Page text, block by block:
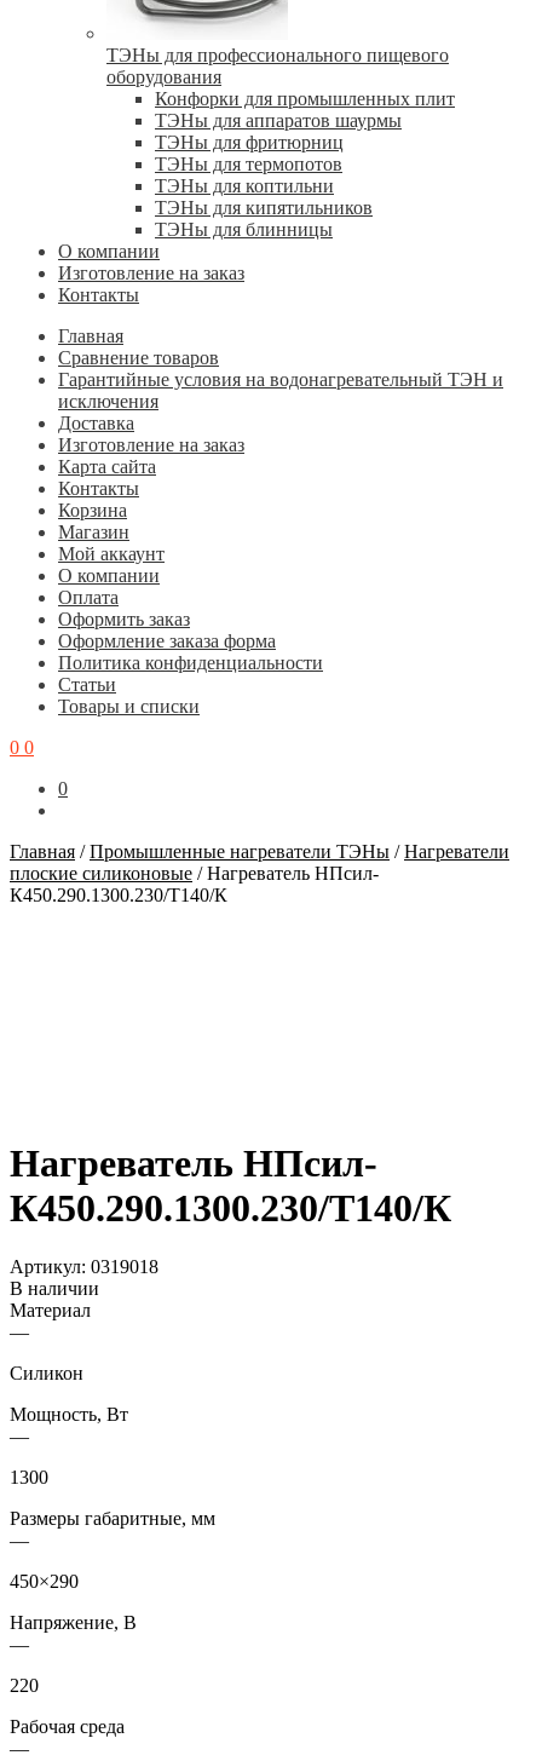
ТЭНы для профессионального пищевого
оборудования
Конфорки для промышленных плит
ТЭНы для аппаратов шаурмы
ТЭНы для фритюрниц
ТЭНы для термопотов
ТЭНы для коптильни
ТЭНы для кипятильников
ТЭНы для блинницы
О компании
Изготовление на заказ
Контакты
Главная
Cравнение товаров
Гарантийные условия на водонагревательный ТЭН и
исключения
Доставка
Изготовление на заказ
Карта сайта
Контакты
Корзина
Магазин
Мой аккаунт
О компании
Оплата
Оформить заказ
Оформление заказа форма
Политика конфиденциальности
Статьи
Товары и списки
0 0
0
Главная /Промышленные нагреватели ТЭНы /Нагреватели
плоские силиконовые /Нагреватель НПсил-
К450.290.1300.230/T140/К
Нагреватель НПсил-
К450.290.1300.230/T140/К
Артикул: 0319018
В наличии
Материал
—
Силикон
Мощность, Вт
—
1300
Размеры габаритные, мм
—
450×290
Напряжение, В
—
220
Рабочая среда
—